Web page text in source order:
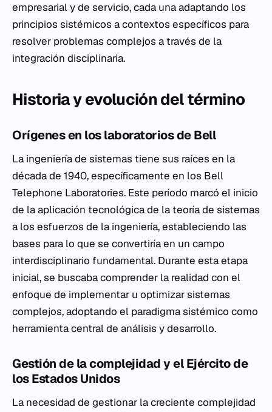
empresarial y de servicio, cada una adaptando los
principios sistémicos a contextos específicos para
resolver problemas complejos a través de la
integración disciplinaria.
Historia y evolución del término
Orígenes en los laboratorios de Bell
La ingeniería de sistemas tiene sus raíces en la
década de 1940, específicamente en los Bell
Telephone Laboratories. Este período marcó el inicio
de la aplicación tecnológica de la teoría de sistemas
a los esfuerzos de la ingeniería, estableciendo las
bases para lo que se convertiría en un campo
interdisciplinario fundamental. Durante esta etapa
inicial, se buscaba comprender la realidad con el
enfoque de implementar u optimizar sistemas
complejos, adoptando el paradigma sistémico como
herramienta central de análisis y desarrollo.
Gestión de la complejidad y el Ejército de
los Estados Unidos
La necesidad de gestionar la creciente complejidad